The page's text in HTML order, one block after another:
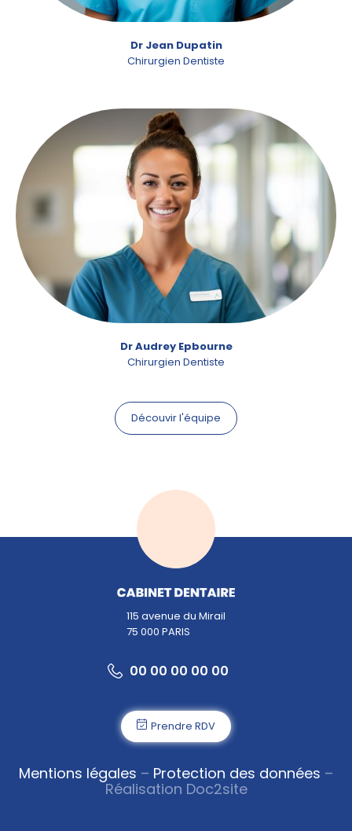
Dr Jean Dupatin
Chirurgien Dentiste
Dr Audrey Epbourne
Chirurgien Dentiste
Découvir l'équipe
115 avenue du Mirail
75 000 PARIS
00 00 00 00 00
Prendre RDV
Mentions légales – Protection des données –
Réalisation Doc2site